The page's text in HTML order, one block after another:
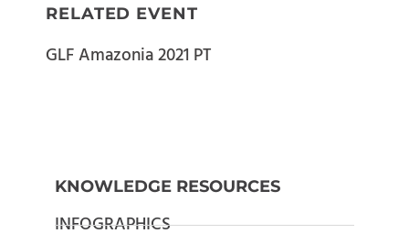
RELATED EVENT
GLF Amazonia 2021 PT
KNOWLEDGE RESOURCES
INFOGRAPHICS